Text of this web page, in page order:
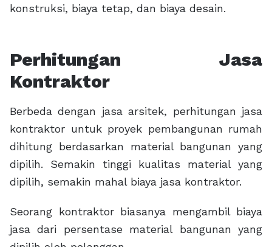
konstruksi, biaya tetap, dan biaya desain.
Perhitungan Jasa
Kontraktor
Berbeda dengan jasa arsitek, perhitungan jasa
kontraktor untuk proyek pembangunan rumah
dihitung berdasarkan material bangunan yang
dipilih. Semakin tinggi kualitas material yang
dipilih, semakin mahal biaya jasa kontraktor.
Seorang kontraktor biasanya mengambil biaya
jasa dari persentase material bangunan yang